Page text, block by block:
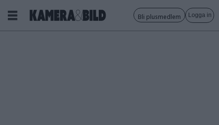
Bli plusmedlem Logga in